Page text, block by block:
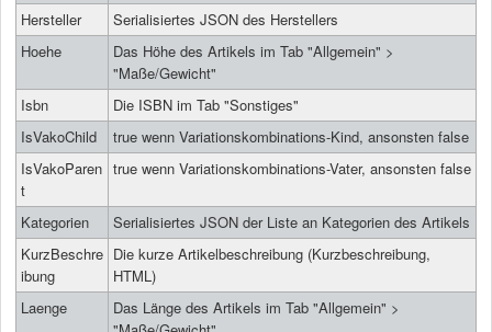
Hersteller
Serialisiertes JSON des Herstellers
Hoehe
Das Höhe des Artikels im Tab "Allgemein" >
"Maße/Gewicht"
Isbn
Die ISBN im Tab "Sonstiges"
IsVakoChild
true wenn Variationskombinations-Kind, ansonsten false
IsVakoParen
t
true wenn Variationskombinations-Vater, ansonsten false
Kategorien
Serialisiertes JSON der Liste an Kategorien des Artikels
KurzBeschre
ibung
Die kurze Artikelbeschreibung (Kurzbeschreibung,
HTML)
Laenge
Das Länge des Artikels im Tab "Allgemein" >